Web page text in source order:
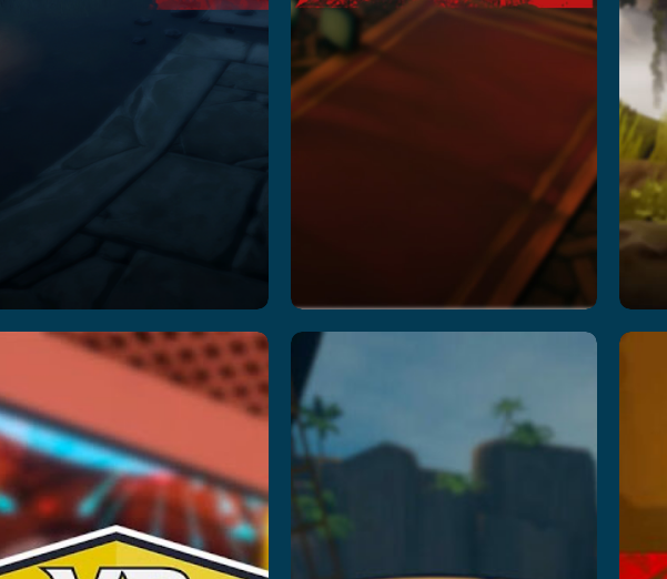
Cyberclash:
Tournament
Читать далее
Kraken
Island:
Captain’s